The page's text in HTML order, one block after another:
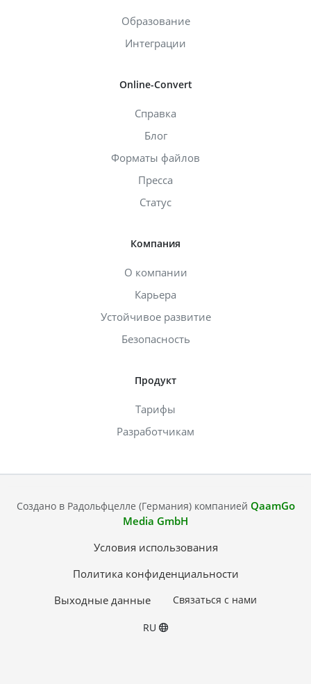
Образование
Интеграции
Online-Convert
Справка
Блог
Форматы файлов
Пресса
Статус
Компания
О компании
Карьера
Устойчивое развитие
Безопасность
Продукт
Тарифы
Разработчикам
Создано в Радольфцелле (Германия) компанией QaamGo
Media GmbH
Условия использования
Политика конфиденциальности
Выходные данные
Связаться с нами
RU